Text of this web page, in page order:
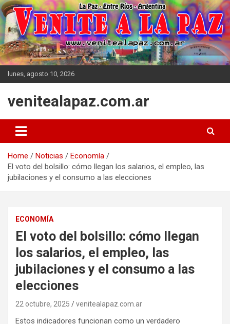
Skip
to
content
lunes, agosto 10, 2026
venitealapaz.com.ar
Home Noticias
Economía
El voto del bolsillo: cómo llegan los salarios, el empleo, las
jubilaciones y el consumo a las elecciones
ECONOMÍA
El voto del bolsillo: cómo llegan
los salarios, el empleo, las
jubilaciones y el consumo a las
elecciones
22 octubre, 2025 venitealapaz.com.ar
Estos indicadores funcionan como un verdadero